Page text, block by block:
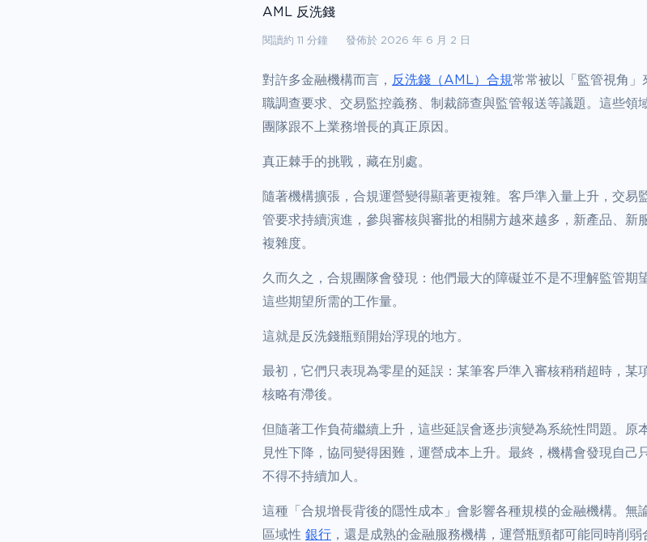
AML 反洗錢
閱讀約 11 分鐘 發佈於 2026 年 6 月 2 日
對許多金融機構而言， 反洗錢（AML）合規常常被以「監管視角」
職調查要求、交易監控義務、制裁篩查與監管報送等議題。這些領
團隊跟不上業務增長的真正原因。
真正棘手的挑戰，藏在別處。
隨著機構擴張，合規運營變得顯著更複雜。客戶準入量上升，交易
管要求持續演進，參與審核與審批的相關方越來越多，新產品、新
複雜度。
久而久之，合規團隊會發現：他們最大的障礙並不是不理解監管期
這些期望所需的工作量。
這就是反洗錢瓶頸開始浮現的地方。
最初，它們只表現為零星的延誤：某筆客戶準入審核稍稍超時，某
核略有滯後。
但隨著工作負荷繼續上升，這些延誤會逐步演變為系統性問題。原
見性下降，協同變得困難，運營成本上升。最終，機構會發現自己
不得不持續加人。
這種「合規增長背後的隱性成本」會影響各種規模的金融機構。無
區域性 銀行 ，還是成熟的金融服務機構，運營瓶頸都可能同時削弱